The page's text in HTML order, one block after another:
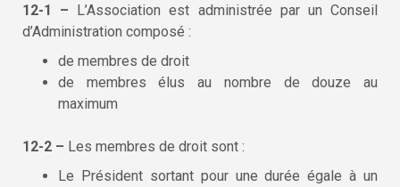
12-1 – L’Association est administrée par un Conseil
d’Administration composé :
de membres de droit
de membres élus au nombre de douze au
maximum
12-2 – Les membres de droit sont :
Le Président sortant pour une durée égale à un